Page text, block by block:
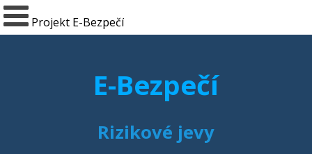
Projekt E-Bezpečí
E-Bezpečí
Rizikové jevy